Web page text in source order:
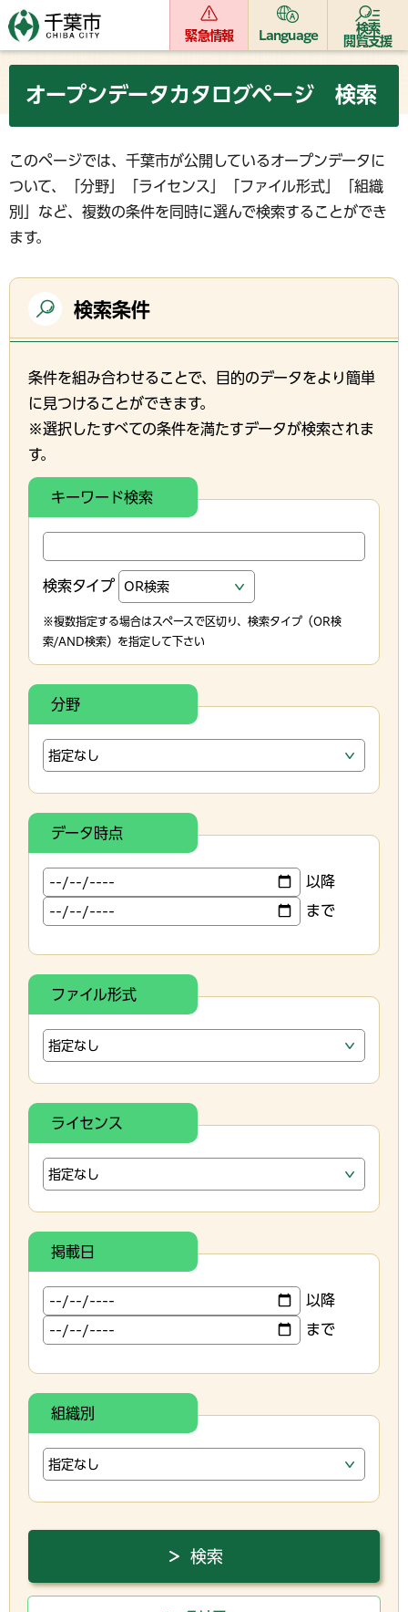
緊急情報 Language
検索
閲覧支援
オープンデータカタログページ 検索
このページでは、千葉市が公開しているオープンデータに
ついて、「分野」「ライセンス」「ファイル形式」「組織
別」など、複数の条件を同時に選んで検索することができ
ます。
検索条件
条件を組み合わせることで、目的のデータをより簡単
に見つけることができます。
※選択したすべての条件を満たすデータが検索されま
す。
キーワード検索
検索タイプ
※複数指定する場合はスペースで区切り、検索タイプ（OR検
索/AND検索）を指定して下さい
分野
データ時点
以降
まで
ファイル形式
ライセンス
掲載日
以降
まで
組織別